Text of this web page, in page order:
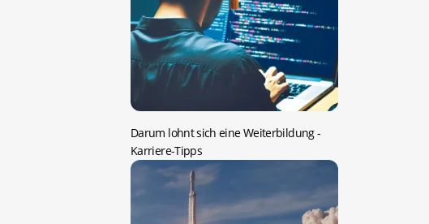
Darum lohnt sich eine Weiterbildung-
Karriere-Tipps